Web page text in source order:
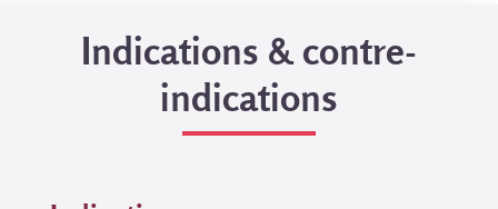
Indications & contre-
indications